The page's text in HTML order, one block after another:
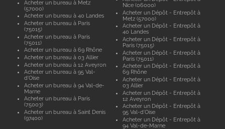
Acheter un bureau à Metz
(57000)
Acheter un bureau à 40 Landes
Acheter un bureau à Paris
(75015)
Acheter un bureau à Paris
(75011)
Acheter un bureau à 69 Rhône
Acheter un bureau à 03 Allier
Acheter un bureau à 12 Aveyron
Acheter un bureau à 95 Val-
d'Oise
Acheter un bureau à 94 Val-de-
Marne
Acheter un bureau à Paris
(75003)
Acheter un bureau à Saint Denis
(97400)
Nice (06000)
Acheter un Dépôt - Entrepôt à
Metz (57000)
Acheter un Dépôt - Entrepôt à
40 Landes
Acheter un Dépôt - Entrepôt à
Paris (75015)
Acheter un Dépôt - Entrepôt à
Paris (75011)
Acheter un Dépôt - Entrepôt à
69 Rhône
Acheter un Dépôt - Entrepôt à
03 Allier
Acheter un Dépôt - Entrepôt à
12 Aveyron
Acheter un Dépôt - Entrepôt à
95 Val-d'Oise
Acheter un Dépôt - Entrepôt à
94 Val-de-Marne